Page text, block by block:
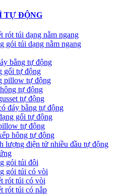
TỰ ĐỘNG
rót túi dạng nằm ngang
gói túi dạng nằm ngang
bằng tự động
gối tự động
pillow tự động
tự động
tự động
đáy bằng tự động
gối tự động
tự động
hông tự động
lượng điện tử nhiều đầu tự động
gói túi đôi
gói túi có vòi
rót túi có vòi
rót túi có nắp